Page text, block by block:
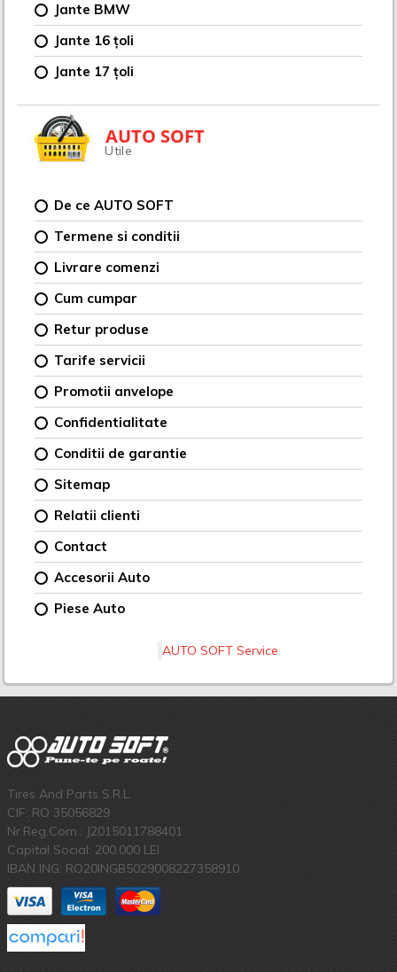
Jante BMW
Jante 16 țoli
Jante 17 țoli
AUTO SOFT
Utile
De ce AUTO SOFT
Termene si conditii
Livrare comenzi
Cum cumpar
Retur produse
Tarife servicii
Promotii anvelope
Confidentialitate
Conditii de garantie
Sitemap
Relatii clienti
Contact
Accesorii Auto
Piese Auto
AUTO SOFT Service
Tires And Parts S.R.L.
CIF: RO 35056829
Nr.Reg.Com.: J2015011788401
Capital Social: 200.000 LEI
IBAN ING: RO20INGB5029008227358910